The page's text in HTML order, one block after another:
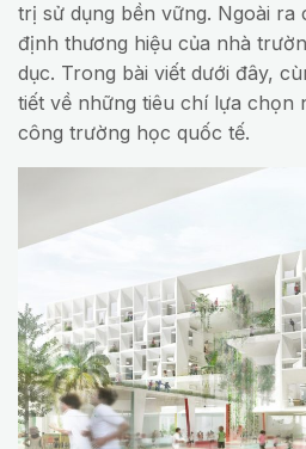
trị sử dụng bền vững. Ngoài ra
định thương hiệu của nhà
dục. Trong bài viết dưới đây,
tiết về những tiêu chí lựa chọn
công trường học quốc tế.